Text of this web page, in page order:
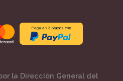
la Dirección General del